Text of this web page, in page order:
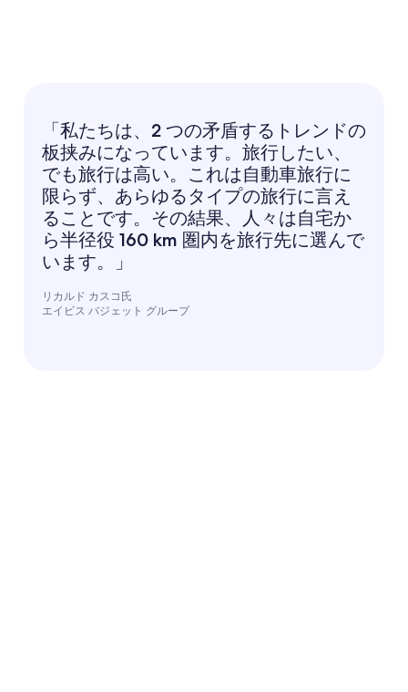
「私たちは、2 つの矛盾するトレンドの
板挟みになっています。旅行したい、
でも旅行は高い。これは自動車旅行に
限らず、あらゆるタイプの旅行に言え
ることです。その結果、人々は自宅か
ら半径役 160 km 圏内を旅行先に選んで
います。」
リカルド カスコ氏
エイビス バジェット グループ